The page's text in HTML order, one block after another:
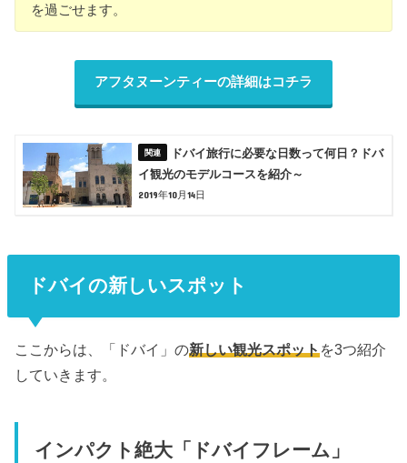
を過ごせます。
アフタヌーンティーの詳細はコチラ
ドバイ旅行に必要な日数って何日？ドバ
イ観光のモデルコースを紹介～
2019年10月14日
ドバイの新しいスポット
ここからは、「ドバイ」の新しい観光スポット を3つ紹介
していきます。
インパクト絶大「ドバイフレーム」